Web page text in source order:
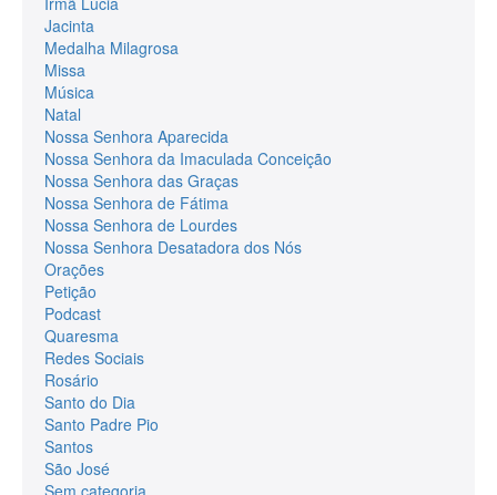
Jacinta
Medalha Milagrosa
Missa
Música
Natal
Nossa Senhora Aparecida
Nossa Senhora da Imaculada Conceição
Nossa Senhora das Graças
Nossa Senhora de Fátima
Nossa Senhora de Lourdes
Nossa Senhora Desatadora dos Nós
Orações
Petição
Podcast
Quaresma
Redes Sociais
Rosário
Santo do Dia
Santo Padre Pio
Santos
São José